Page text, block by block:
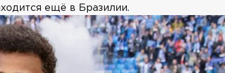
ещё в Бразилии.